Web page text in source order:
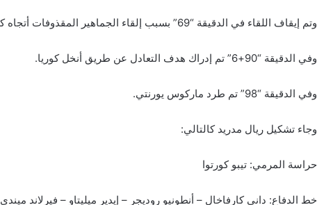
وتم إيقاف اللقاء في الدقيقة “69” بسبب إلقاء الجماهير المقذوفات أتجاه كورتوا.
وفي الدقيقة “90+6” تم إدراك هدف التعادل عن طريق أنخل كوريا.
وفي الدقيقة “98” تم طرد ماركوس يورنتي.
وجاء تشكيل ريال مدريد كالتالي:
حراسة المرمي: تيبو كورتوا
خط الدفاع: داني كارفاخال – أنطونيو روديجر – إيدير ميليتاو – فيرلاند ميندي